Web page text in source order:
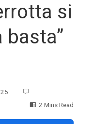
si
basta”
2 Mins Read